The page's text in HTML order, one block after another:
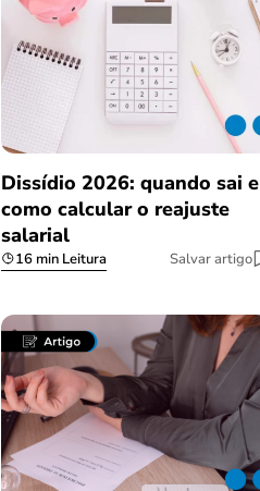
Dissídio 2026: quando sai e
como calcular o reajuste
salarial
16 min Leitura Salvar artigo